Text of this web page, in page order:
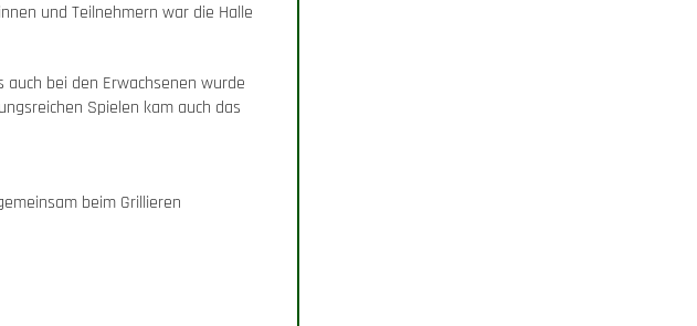
und Teilnehmern war die Halle
bei den Erwachsenen wurde
Spielen kam auch das
beim Grillieren